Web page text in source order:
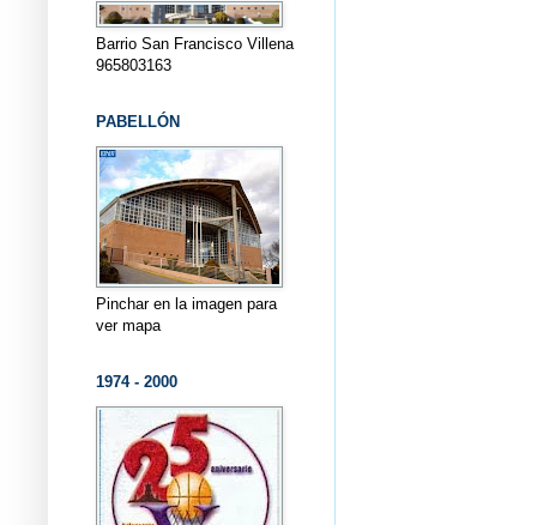
Barrio San Francisco Villena
965803163
PABELLÓN
Pinchar en la imagen para
ver mapa
1974 - 2000